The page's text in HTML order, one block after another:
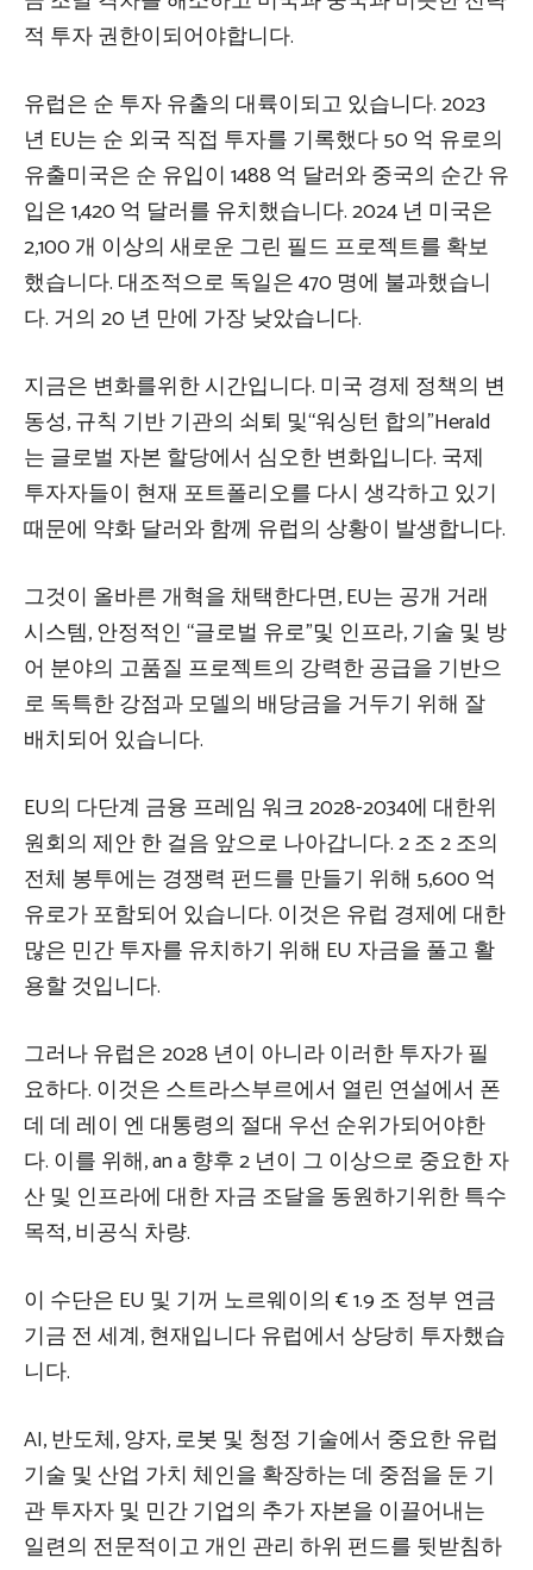
적 투자 권한이되어야합니다.
유럽은 순 투자 유출의 대륙이되고 있습니다. 2023
년 EU는 순 외국 직접 투자를 기록했다50 억 유로의
유출미국은 순 유입이 1488 억 달러와 중국의 순간 유
입은 1,420 억 달러를 유치했습니다. 2024 년 미국은
2,100 개 이상의 새로운 그린 필드 프로젝트를 확보
했습니다. 대조적으로 독일은 470 명에 불과했습니
다. 거의 20 년 만에 가장 낮았습니다.
지금은 변화를위한 시간입니다. 미국 경제 정책의 변
동성, 규칙 기반 기관의 쇠퇴 및“워싱턴 합의”Herald
는 글로벌 자본 할당에서 심오한 변화입니다. 국제
투자자들이 현재 포트폴리오를 다시 생각하고 있기
때문에 약화 달러와 함께 유럽의 상황이 발생합니다.
그것이 올바른 개혁을 채택한다면, EU는 공개 거래
시스템, 안정적인 “글로벌 유로”및 인프라, 기술 및 방
어 분야의 고품질 프로젝트의 강력한 공급을 기반으
로 독특한 강점과 모델의 배당금을 거두기 위해 잘
배치되어 있습니다.
EU의 다단계 금융 프레임 워크 2028-2034에 대한위
원회의 제안한 걸음 앞으로 나아갑니다. 2 조 2 조의
전체 봉투에는 경쟁력 펀드를 만들기 위해 5,600 억
유로가 포함되어 있습니다. 이것은 유럽 경제에 대한
많은 민간 투자를 유치하기 위해 EU 자금을 풀고 활
용할 것입니다.
그러나 유럽은 2028 년이 아니라 이러한 투자가 필
요하다. 이것은 스트라스부르에서 열린 연설에서 폰
데 데 레이 엔 대통령의 절대 우선 순위가되어야한
다. 이를 위해, ana향후 2 년이 그 이상으로 중요한 자
산 및 인프라에 대한 자금 조달을 동원하기위한 특수
목적, 비공식 차량.
이 수단은 EU 및 기꺼 노르웨이의 € 1.9 조 정부 연금
기금 전 세계,현재입니다유럽에서 상당히 투자했습
니다.
AI, 반도체, 양자, 로봇 및 청정 기술에서 중요한 유럽
기술 및 산업 가치 체인을 확장하는 데 중점을 둔 기
관 투자자 및 민간 기업의 추가 자본을 이끌어내는
일련의 전문적이고 개인 관리 하위 펀드를 뒷받침하